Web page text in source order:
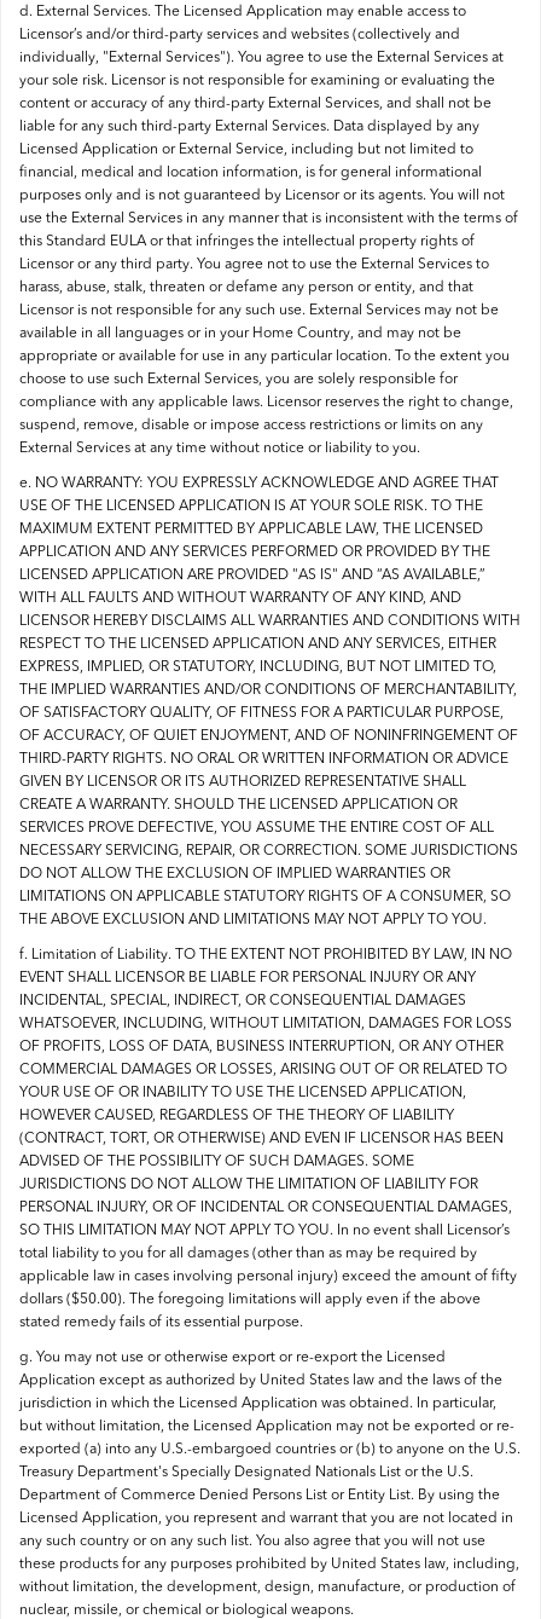
d. External Services. The Licensed Application may enable access to
Licensor’s and/or third-party services and websites (collectively and
individually, "External Services"). You agree to use the External Services at
your sole risk. Licensor is not responsible for examining or evaluating the
content or accuracy of any third-party External Services, and shall not be
liable for any such third-party External Services. Data displayed by any
Licensed Application or External Service, including but not limited to
financial, medical and location information, is for general informational
purposes only and is not guaranteed by Licensor or its agents. You will not
use the External Services in any manner that is inconsistent with the terms of
this Standard EULA or that infringes the intellectual property rights of
Licensor or any third party. You agree not to use the External Services to
harass, abuse, stalk, threaten or defame any person or entity, and that
Licensor is not responsible for any such use. External Services may not be
available in all languages or in your Home Country, and may not be
appropriate or available for use in any particular location. To the extent you
choose to use such External Services, you are solely responsible for
compliance with any applicable laws. Licensor reserves the right to change,
suspend, remove, disable or impose access restrictions or limits on any
External Services at any time without notice or liability to you.
e. NO WARRANTY: YOU EXPRESSLY ACKNOWLEDGE AND AGREE THAT
USE OF THE LICENSED APPLICATION IS AT YOUR SOLE RISK. TO THE
MAXIMUM EXTENT PERMITTED BY APPLICABLE LAW, THE LICENSED
APPLICATION AND ANY SERVICES PERFORMED OR PROVIDED BY THE
LICENSED APPLICATION ARE PROVIDED "AS IS" AND “AS AVAILABLE,”
WITH ALL FAULTS AND WITHOUT WARRANTY OF ANY KIND, AND
LICENSOR HEREBY DISCLAIMS ALL WARRANTIES AND CONDITIONS WITH
RESPECT TO THE LICENSED APPLICATION AND ANY SERVICES, EITHER
EXPRESS, IMPLIED, OR STATUTORY, INCLUDING, BUT NOT LIMITED TO,
THE IMPLIED WARRANTIES AND/OR CONDITIONS OF MERCHANTABILITY,
OF SATISFACTORY QUALITY, OF FITNESS FOR A PARTICULAR PURPOSE,
OF ACCURACY, OF QUIET ENJOYMENT, AND OF NONINFRINGEMENT OF
THIRD-PARTY RIGHTS. NO ORAL OR WRITTEN INFORMATION OR ADVICE
GIVEN BY LICENSOR OR ITS AUTHORIZED REPRESENTATIVE SHALL
CREATE A WARRANTY. SHOULD THE LICENSED APPLICATION OR
SERVICES PROVE DEFECTIVE, YOU ASSUME THE ENTIRE COST OF ALL
NECESSARY SERVICING, REPAIR, OR CORRECTION. SOME JURISDICTIONS
DO NOT ALLOW THE EXCLUSION OF IMPLIED WARRANTIES OR
LIMITATIONS ON APPLICABLE STATUTORY RIGHTS OF A CONSUMER, SO
THE ABOVE EXCLUSION AND LIMITATIONS MAY NOT APPLY TO YOU.
f. Limitation of Liability. TO THE EXTENT NOT PROHIBITED BY LAW, IN NO
EVENT SHALL LICENSOR BE LIABLE FOR PERSONAL INJURY OR ANY
INCIDENTAL, SPECIAL, INDIRECT, OR CONSEQUENTIAL DAMAGES
WHATSOEVER, INCLUDING, WITHOUT LIMITATION, DAMAGES FOR LOSS
OF PROFITS, LOSS OF DATA, BUSINESS INTERRUPTION, OR ANY OTHER
COMMERCIAL DAMAGES OR LOSSES, ARISING OUT OF OR RELATED TO
YOUR USE OF OR INABILITY TO USE THE LICENSED APPLICATION,
HOWEVER CAUSED, REGARDLESS OF THE THEORY OF LIABILITY
(CONTRACT, TORT, OR OTHERWISE) AND EVEN IF LICENSOR HAS BEEN
ADVISED OF THE POSSIBILITY OF SUCH DAMAGES. SOME
JURISDICTIONS DO NOT ALLOW THE LIMITATION OF LIABILITY FOR
PERSONAL INJURY, OR OF INCIDENTAL OR CONSEQUENTIAL DAMAGES,
SO THIS LIMITATION MAY NOT APPLY TO YOU. In no event shall Licensor’s
total liability to you for all damages (other than as may be required by
applicable law in cases involving personal injury) exceed the amount of fifty
dollars ($50.00). The foregoing limitations will apply even if the above
stated remedy fails of its essential purpose.
g. You may not use or otherwise export or re-export the Licensed
Application except as authorized by United States law and the laws of the
jurisdiction in which the Licensed Application was obtained. In particular,
but without limitation, the Licensed Application may not be exported or re-
exported (a) into any U.S.-embargoed countries or (b) to anyone on the U.S.
Treasury Department's Specially Designated Nationals List or the U.S.
Department of Commerce Denied Persons List or Entity List. By using the
Licensed Application, you represent and warrant that you are not located in
any such country or on any such list. You also agree that you will not use
these products for any purposes prohibited by United States law, including,
without limitation, the development, design, manufacture, or production of
nuclear, missile, or chemical or biological weapons.